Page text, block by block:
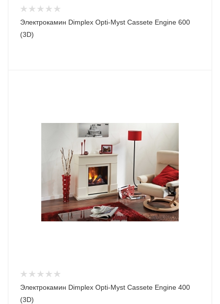
Электрокамин Dimplex Opti-Myst Cassete Engine 600
(3D)
Электрокамин Dimplex Opti-Myst Cassete Engine 400
(3D)